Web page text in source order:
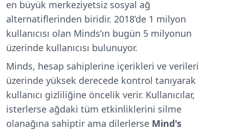
en büyük merkeziyetsiz sosyal ağ
alternatiflerinden biridir. 2018’de 1 milyon
kullanıcısı olan Minds’ın bugün 5 milyonun
üzerinde kullanıcısı bulunuyor.
Minds, hesap sahiplerine içerikleri ve verileri
üzerinde yüksek derecede kontrol tanıyarak
kullanıcı gizliliğine öncelik verir. Kullanıcılar,
isterlerse ağdaki tüm etkinliklerini silme
olanağına sahiptir ama dilerlerse Mind's